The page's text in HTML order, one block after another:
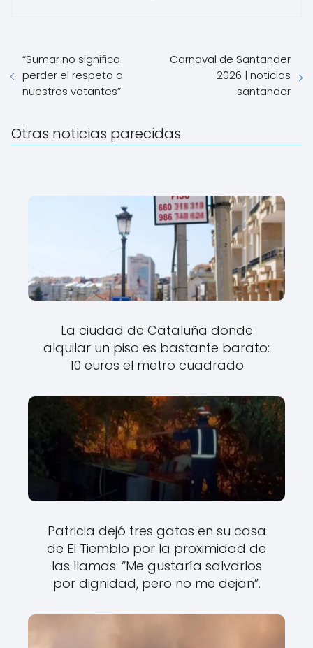
“Sumar no significa
perder el respeto a
nuestros votantes”
Carnaval de Santander
2026 | noticias
santander
Otras noticias parecidas
La ciudad de Cataluña donde
alquilar un piso es bastante barato:
10 euros el metro cuadrado
Patricia dejó tres gatos en su casa
de El Tiemblo por la proximidad de
las llamas: “Me gustaría salvarlos
por dignidad, pero no me dejan”.